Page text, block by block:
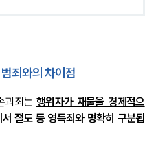
죄와의 차이점
괴죄는 행위자가 재물을 경제적으
절도 등 영득죄와 명확히 구분됩